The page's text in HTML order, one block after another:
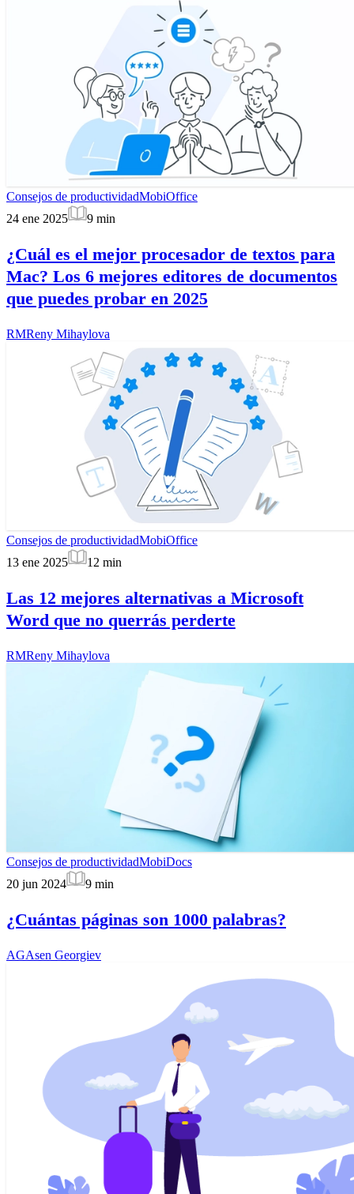
Consejos de productividadMobiOffice
24 ene 2025
9 min
¿Cuál es el mejor procesador de textos para
Mac? Los 6 mejores editores de documentos
que puedes probar en 2025
RMReny Mihaylova
Consejos de productividadMobiOffice
13 ene 2025
12 min
Las 12 mejores alternativas a Microsoft
Word que no querrás perderte
RMReny Mihaylova
Consejos de productividadMobiDocs
20 jun 2024
9 min
¿Cuántas páginas son 1000 palabras?
AGAsen Georgiev